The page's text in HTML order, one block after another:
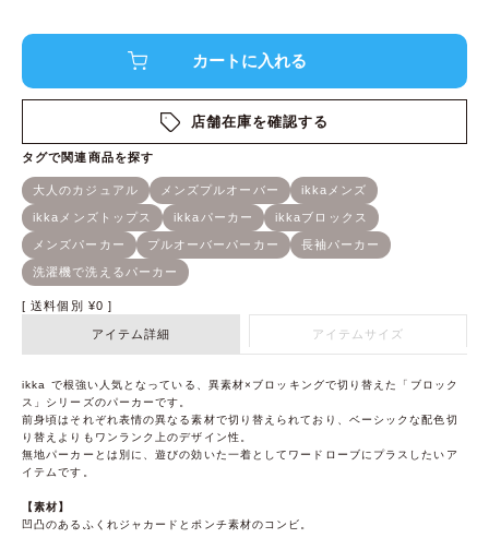
店舗在庫を確認する
送料個別 ¥0
アイテム詳細 アイテムサイズ
ikka で根強い人気となっている、異素材×ブロッキングで切り替えた「ブロック
ス」シリーズのパーカーです。
前身頃はそれぞれ表情の異なる素材で切り替えられており、ベーシックな配色切
り替えよりもワンランク上のデザイン性。
無地パーカーとは別に、遊びの効いた一着としてワードローブにプラスしたいア
イテムです。
【素材】
凹凸のあるふくれジャカードとポンチ素材のコンビ。